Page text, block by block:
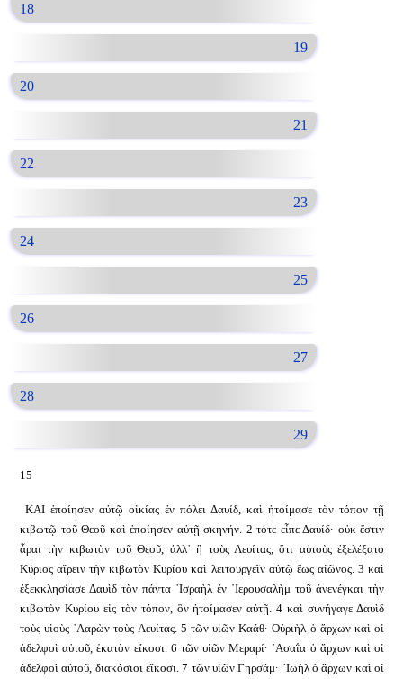
18
19
20
21
22
23
24
25
26
27
28
29
15
ΚΑΙ ἐποίησεν αὐτῷ οἰκίας ἐν πόλει Δαυίδ, καὶ ἡτοίμασε τὸν τόπον τῇ
κιβωτῷ τοῦ Θεοῦ καὶ ἐποίησεν αὐτῇ σκηνήν. 2 τότε εἶπε Δαυίδ· οὐκ ἔστιν
ἆραι τὴν κιβωτὸν τοῦ Θεοῦ, ἀλλ᾿ ἢ τοὺς Λευίτας, ὅτι αὐτοὺς ἐξελέξατο
Κύριος αἴρειν τὴν κιβωτὸν Κυρίου καὶ λειτουργεῖν αὐτῷ ἕως αἰῶνος. 3 καὶ
ἐξεκκλησίασε Δαυὶδ τὸν πάντα ᾿Ισραὴλ ἐν ῾Ιερουσαλὴμ τοῦ ἀνενέγκαι τὴν
κιβωτὸν Κυρίου εἰς τὸν τόπον, ὃν ἡτοίμασεν αὐτῇ. 4 καὶ συνήγαγε Δαυὶδ
τοὺς υἱοὺς ᾿Ααρὼν τοὺς Λευίτας. 5 τῶν υἱῶν Καάθ· Οὐριὴλ ὁ ἄρχων καὶ οἱ
ἀδελφοὶ αὐτοῦ, ἑκατὸν εἴκοσι. 6 τῶν υἱῶν Μεραρί· ᾿Ασαΐα ὁ ἄρχων καὶ οἱ
ἀδελφοὶ αὐτοῦ, διακόσιοι εἴκοσι. 7 τῶν υἱῶν Γηρσάμ· ᾿Ιωὴλ ὁ ἄρχων καὶ οἱ